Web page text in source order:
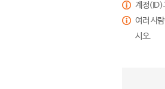
계정(ID)
여러 사
시오.